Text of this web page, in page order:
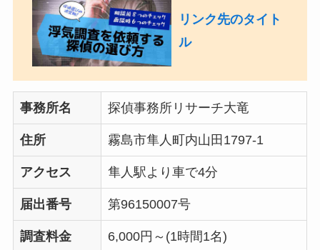
リンク先のタイト
ル
事務所名 探偵事務所リサーチ大竜
住所 霧島市隼人町内山田1797-1
アクセス 隼人駅より車で4分
届出番号 第96150007号
調査料金 6,000円～(1時間1名)